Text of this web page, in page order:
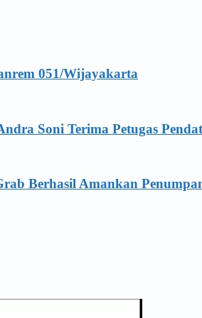
051/Wijayakarta
Soni Terima Petugas
Berhasil Amankan